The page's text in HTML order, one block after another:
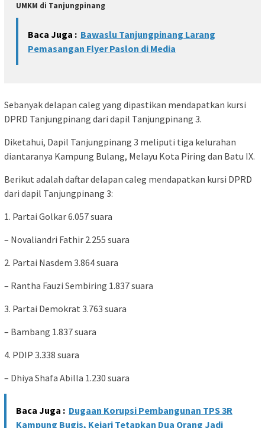
UMKM di Tanjungpinang
Baca Juga : Bawaslu Tanjungpinang Larang
Pemasangan Flyer Paslon di Media
Sebanyak delapan caleg yang dipastikan mendapatkan kursi
DPRD Tanjungpinang dari dapil Tanjungpinang 3.
Diketahui, Dapil Tanjungpinang 3 meliputi tiga kelurahan
diantaranya Kampung Bulang, Melayu Kota Piring dan Batu IX.
Berikut adalah daftar delapan caleg mendapatkan kursi DPRD
dari dapil Tanjungpinang 3:
1. Partai Golkar 6.057 suara
– Novaliandri Fathir 2.255 suara
2. Partai Nasdem 3.864 suara
– Rantha Fauzi Sembiring 1.837 suara
3. Partai Demokrat 3.763 suara
– Bambang 1.837 suara
4. PDIP 3.338 suara
– Dhiya Shafa Abilla 1.230 suara
Baca Juga : Dugaan Korupsi Pembangunan TPS 3R
Kampung Bugis, Kejari Tetapkan Dua Orang Jadi